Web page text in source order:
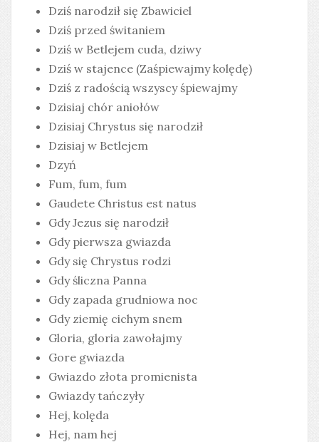
Dziś narodził się Zbawiciel
Dziś przed świtaniem
Dziś w Betlejem cuda, dziwy
Dziś w stajence (Zaśpiewajmy kolędę)
Dziś z radością wszyscy śpiewajmy
Dzisiaj chór aniołów
Dzisiaj Chrystus się narodził
Dzisiaj w Betlejem
Dzyń
Fum, fum, fum
Gaudete Christus est natus
Gdy Jezus się narodził
Gdy pierwsza gwiazda
Gdy się Chrystus rodzi
Gdy śliczna Panna
Gdy zapada grudniowa noc
Gdy ziemię cichym snem
Gloria, gloria zawołajmy
Gore gwiazda
Gwiazdo złota promienista
Gwiazdy tańczyły
Hej, kolęda
Hej, nam hej